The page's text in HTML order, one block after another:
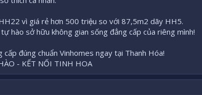
vì giá rẻ hơn 500 triệu so với 87,5m2 dãy HH5.
hào sở hữu không gian sống đẳng cấp của riêng mình!
đúng chuẩn Vinhomes ngay tại Thanh Hóa!
- KẾT NỐI TINH HOA